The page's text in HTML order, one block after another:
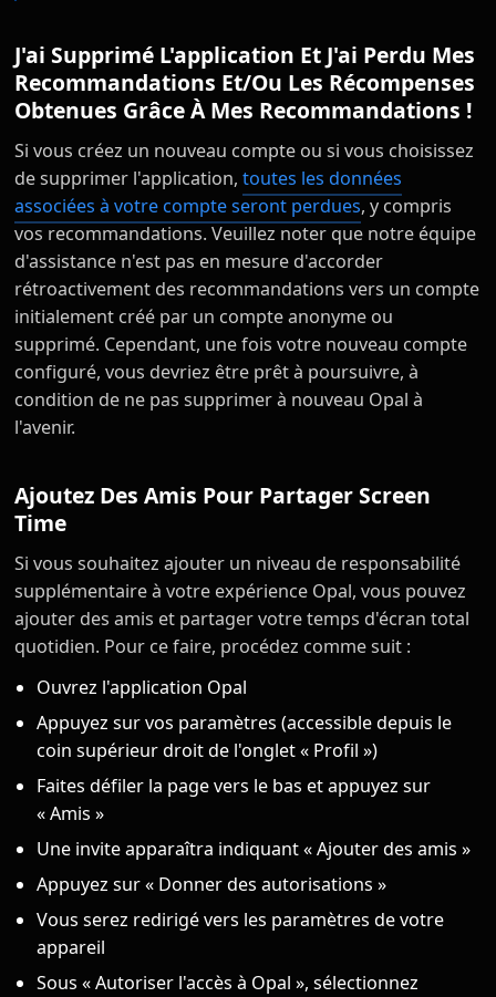
J'ai Supprimé L'application Et J'ai Perdu Mes
Recommandations Et/ou Les Récompenses
Obtenues Grâce À Mes Recommandations !
Si vous créez un nouveau compte ou si vous choisissez
de supprimer l'application,toutes les données
associées à votre compte seront perdues, y compris
vos recommandations. Veuillez noter que notre équipe
d'assistance n'est pas en mesure d'accorder
rétroactivement des recommandations vers un compte
initialement créé par un compte anonyme ou
supprimé. Cependant, une fois votre nouveau compte
configuré, vous devriez être prêt à poursuivre, à
condition de ne pas supprimer à nouveau Opal à
l'avenir.
Ajoutez Des Amis Pour Partager Screen
Time
Si vous souhaitez ajouter un niveau de responsabilité
supplémentaire à votre expérience Opal, vous pouvez
ajouter des amis et partager votre temps d'écran total
quotidien. Pour ce faire, procédez comme suit :
Ouvrez l'application Opal
Appuyez sur vos paramètres (accessible depuis le
coin supérieur droit de l'onglet « Profil »)
Faites défiler la page vers le bas et appuyez sur
« Amis »
Une invite apparaîtra indiquant « Ajouter des amis »
Appuyez sur « Donner des autorisations »
Vous serez redirigé vers les paramètres de votre
appareil
Sous « Autoriser l'accès à Opal », sélectionnez